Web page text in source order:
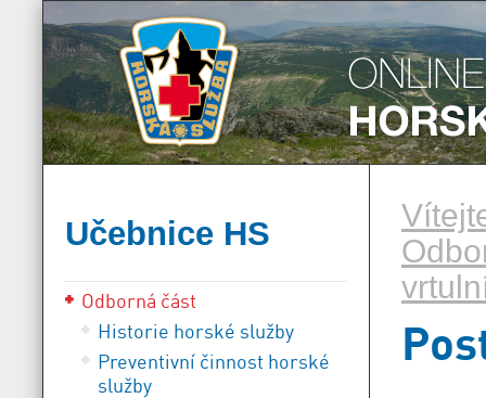
Učebnice HS
Odborná část
Historie horské služby
Preventivní činnost horské
služby